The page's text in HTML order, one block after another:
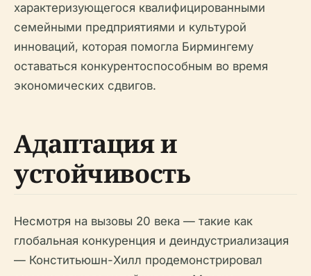
характеризующегося квалифицированными
семейными предприятиями и культурой
инноваций, которая помогла Бирмингему
оставаться конкурентоспособным во время
экономических сдвигов.
Адаптация и
устойчивость
Несмотря на вызовы 20 века — такие как
глобальная конкуренция и деиндустриализация
— Конститьюшн-Хилл продемонстрировал